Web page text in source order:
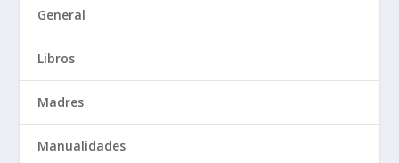
General
Libros
Madres
Manualidades